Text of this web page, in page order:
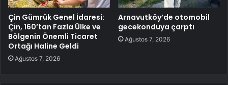
Çin Gümrük Genel İdaresi:
Çin, 160’tan Fazla Ülke ve
Bölgenin Önemli Ticaret
Ortağı Haline Geldi
Ağustos 7, 2026
Arnavutköy’de otomobil
gecekonduya çarptı
Ağustos 7, 2026